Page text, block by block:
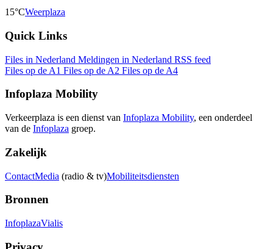
15°CWeerplaza
Quick Links
Files in Nederland Meldingen in Nederland RSS feed
Files op de A1 Files op de A2 Files op de A4
Infoplaza Mobility
Verkeerplaza is een dienst van Infoplaza Mobility, een onderdeel
van de Infoplaza groep.
Zakelijk
ContactMedia (radio & tv)Mobiliteitsdiensten
Bronnen
InfoplazaVialis